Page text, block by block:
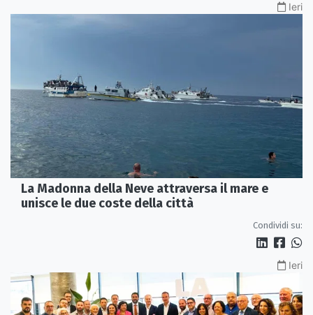
Ieri
La Madonna della Neve attraversa il mare e
unisce le due coste della città
Condividi su:
Ieri